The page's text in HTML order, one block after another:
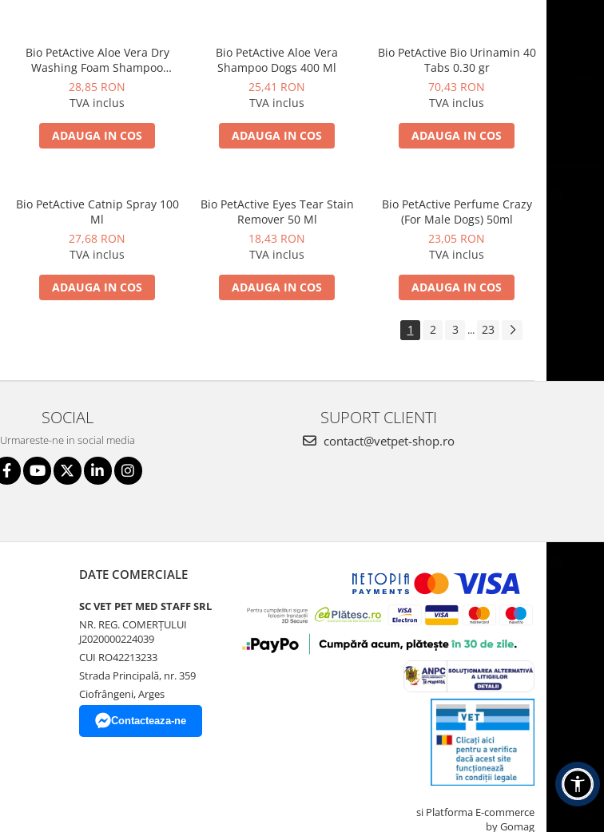
Bio PetActive Aloe Vera Dry
Washing Foam Shampoo
200Ml
28,85 RON
TVA inclus
ADAUGA IN COS
Bio PetActive Aloe Vera
Shampoo Dogs 400 Ml
25,41 RON
TVA inclus
ADAUGA IN COS
Bio PetActive Bio Urinamin 40
Tabs 0.30 gr
70,43 RON
TVA inclus
ADAUGA IN COS
Bio PetActive Catnip Spray 100
Ml
27,68 RON
TVA inclus
ADAUGA IN COS
Bio PetActive Eyes Tear Stain
Remover 50 Ml
18,43 RON
TVA inclus
ADAUGA IN COS
Bio PetActive Perfume Crazy
(For Male Dogs) 50ml
23,05 RON
TVA inclus
ADAUGA IN COS
1 2 3 ... 23
SOCIAL
Urmareste-ne in social media
SUPORT CLIENTI
contact@vetpet-shop.ro
DATE COMERCIALE
SC VET PET MED STAFF SRL
NR. REG. COMERȚULUI
J2020000224039
CUI RO42213233
Strada Principală, nr. 359
Ciofrângeni, Arges
Contacteaza-ne
si Platforma E-commerce
by Gomag